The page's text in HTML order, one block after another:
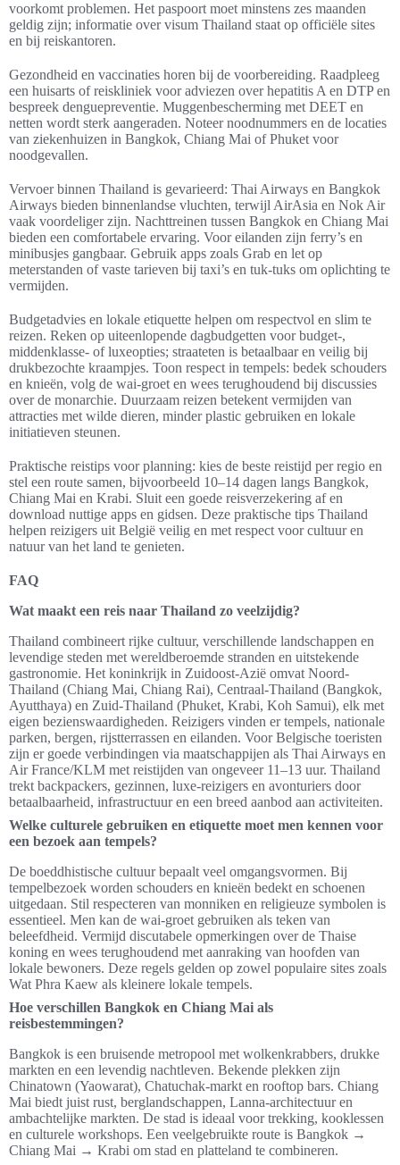
voorkomt problemen. Het paspoort moet minstens zes maanden
geldig zijn; informatie over visum Thailand staat op officiële sites
en bij reiskantoren.
Gezondheid en vaccinaties horen bij de voorbereiding. Raadpleeg
een huisarts of reiskliniek voor adviezen over hepatitis A en DTP en
bespreek denguepreventie. Muggenbescherming met DEET en
netten wordt sterk aangeraden. Noteer noodnummers en de locaties
van ziekenhuizen in Bangkok, Chiang Mai of Phuket voor
noodgevallen.
Vervoer binnen Thailand is gevarieerd: Thai Airways en Bangkok
Airways bieden binnenlandse vluchten, terwijl AirAsia en Nok Air
vaak voordeliger zijn. Nachttreinen tussen Bangkok en Chiang Mai
bieden een comfortabele ervaring. Voor eilanden zijn ferry’s en
minibusjes gangbaar. Gebruik apps zoals Grab en let op
meterstanden of vaste tarieven bij taxi’s en tuk-tuks om oplichting te
vermijden.
Budgetadvies en lokale etiquette helpen om respectvol en slim te
reizen. Reken op uiteenlopende dagbudgetten voor budget-,
middenklasse- of luxeopties; straateten is betaalbaar en veilig bij
drukbezochte kraampjes. Toon respect in tempels: bedek schouders
en knieën, volg de wai-groet en wees terughoudend bij discussies
over de monarchie. Duurzaam reizen betekent vermijden van
attracties met wilde dieren, minder plastic gebruiken en lokale
initiatieven steunen.
Praktische reistips voor planning: kies de beste reistijd per regio en
stel een route samen, bijvoorbeeld 10–14 dagen langs Bangkok,
Chiang Mai en Krabi. Sluit een goede reisverzekering af en
download nuttige apps en gidsen. Deze praktische tips Thailand
helpen reizigers uit België veilig en met respect voor cultuur en
natuur van het land te genieten.
FAQ
Wat maakt een reis naar Thailand zo veelzijdig?
Thailand combineert rijke cultuur, verschillende landschappen en
levendige steden met wereldberoemde stranden en uitstekende
gastronomie. Het koninkrijk in Zuidoost-Azië omvat Noord-
Thailand (Chiang Mai, Chiang Rai), Centraal-Thailand (Bangkok,
Ayutthaya) en Zuid-Thailand (Phuket, Krabi, Koh Samui), elk met
eigen bezienswaardigheden. Reizigers vinden er tempels, nationale
parken, bergen, rijstterrassen en eilanden. Voor Belgische toeristen
zijn er goede verbindingen via maatschappijen als Thai Airways en
Air France/KLM met reistijden van ongeveer 11–13 uur. Thailand
trekt backpackers, gezinnen, luxe-reizigers en avonturiers door
betaalbaarheid, infrastructuur en een breed aanbod aan activiteiten.
Welke culturele gebruiken en etiquette moet men kennen voor
een bezoek aan tempels?
De boeddhistische cultuur bepaalt veel omgangsvormen. Bij
tempelbezoek worden schouders en knieën bedekt en schoenen
uitgedaan. Stil respecteren van monniken en religieuze symbolen is
essentieel. Men kan de wai-groet gebruiken als teken van
beleefdheid. Vermijd discutabele opmerkingen over de Thaise
koning en wees terughoudend met aanraking van hoofden van
lokale bewoners. Deze regels gelden op zowel populaire sites zoals
Wat Phra Kaew als kleinere lokale tempels.
Hoe verschillen Bangkok en Chiang Mai als
reisbestemmingen?
Bangkok is een bruisende metropool met wolkenkrabbers, drukke
markten en een levendig nachtleven. Bekende plekken zijn
Chinatown (Yaowarat), Chatuchak-markt en rooftop bars. Chiang
Mai biedt juist rust, berglandschappen, Lanna-architectuur en
ambachtelijke markten. De stad is ideaal voor trekking, kooklessen
en culturele workshops. Een veelgebruikte route is Bangkok →
Chiang Mai → Krabi om stad en platteland te combineren.